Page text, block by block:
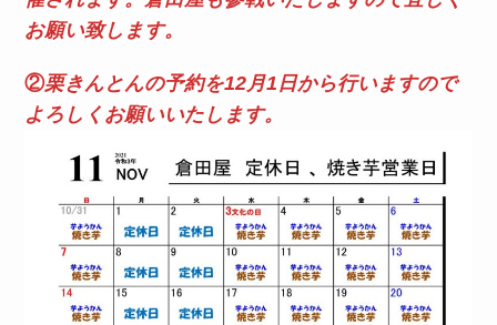
お願い致します。
②栗きんとんの予約を12月1日から行いますので
よろしくお願いいたします。